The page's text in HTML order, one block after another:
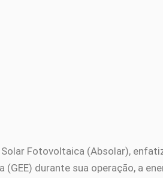
Fotovoltaica (Absolar),
durante sua operação, a